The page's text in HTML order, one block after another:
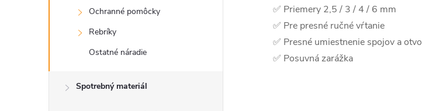
Ochranné pomôcky
Rebríky
Ostatné náradie
Spotrebný materiál
✅ Priemery 2,5 / 3 / 4 / 6 mm
✅ Pre presné ručné vŕtanie
✅ Presné umiestnenie spojov a
✅ Posuvná zarážka